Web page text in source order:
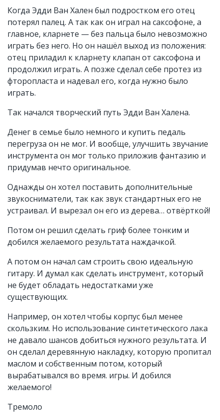
Когда Эдди Ван Хален был подростком его отец
потерял палец. А так как он играл на саксофоне, а
главное, кларнете — без пальца было невозможно
играть без него. Но он нашёл выход из положения:
отец приладил к кларнету клапан от саксофона и
продолжил играть. А позже сделал себе протез из
фторопласта и надевал его, когда нужно было
играть.
Так начался творческий путь Эдди Ван Халена.
Денег в семье было немного и купить педаль
перегруза он не мог. И вообще, улучшить звучание
инструмента он мог только приложив фантазию и
придумав нечто оригинальное.
Однажды он хотел поставить дополнительные
звукосниматели, так как звук стандартных его не
устраивал. И вырезал он его из дерева… отвёрткой!
Потом он решил сделать гриф более тонким и
добился желаемого результата наждачкой.
А потом он начал сам строить свою идеальную
гитару. И думал как сделать инструмент, который
не будет обладать недостатками уже
существующих.
Например, он хотел чтобы корпус был менее
скользким. Но использование синтетического лака
не давало шансов добиться нужного результата. И
он сделал деревянную накладку, которую пропитал
маслом и собственным потом, который
вырабатывался во время. игры. И добился
желаемого!
Тремоло